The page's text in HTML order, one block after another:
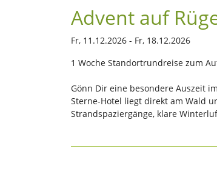
Advent auf
Fr, 11.12.2026 - Fr, 18.12.2026
1 Woche Standortrundreise zum
Gönn Dir eine besondere Auszeit
Sterne-Hotel liegt direkt am Wald
Strandspaziergänge, klare